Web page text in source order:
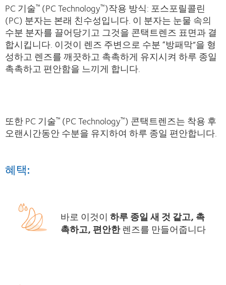
PC 기술™ (PC Technology™)작용 방식: 포스포릴콜린
(PC) 분자는 본래 친수성입니다. 이 분자는 눈물 속의
수분 분자를 끌어당기고 그것을 콘택트렌즈 표면과 결
합시킵니다. 이것이 렌즈 주변으로 수분 “방패막”을 형
성하고 렌즈를 깨끗하고 촉촉하게 유지시켜 하루 종일
촉촉하고 편안함을 느끼게 합니다.
또한 PC 기술™ (PC Technology™) 콘택트렌즈는 착용 후
오랜시간동안 수분을 유지하여 하루 종일 편안합니다.
혜택:
바로 이것이 하루 종일 새 것 같고, 촉
촉하고, 편안한렌즈를 만들어줍니다